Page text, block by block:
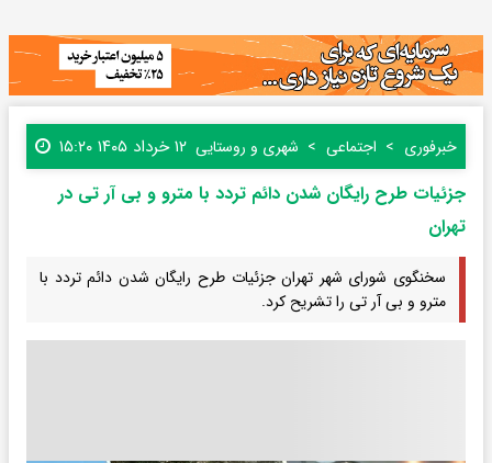
خبرفوری اجتماعی شهری و روستایی ۱۲ خرداد ۱۴۰۵ ۱۵:۲۰
جزئیات طرح رایگان شدن دائم تردد با مترو و بی آر تی در
تهران
سخنگوی شورای شهر تهران جزئیات طرح رایگان شدن دائم تردد با
مترو و بی آر تی را تشریح کرد.